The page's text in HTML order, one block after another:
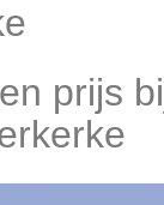
prijs